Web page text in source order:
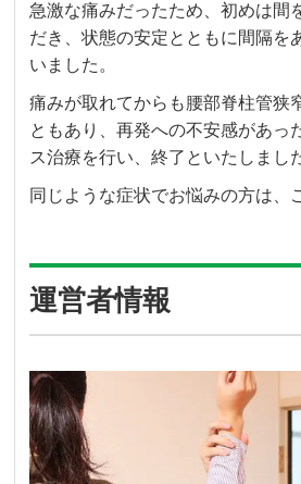
急激な痛みだったため、初めは間
だき、状態の安定とともに間隔を
いました。
痛みが取れてからも腰部脊柱管狭
ともあり、再発への不安感があっ
ス治療を行い、終了といたしまし
同じような症状でお悩みの方は、
運営者情報